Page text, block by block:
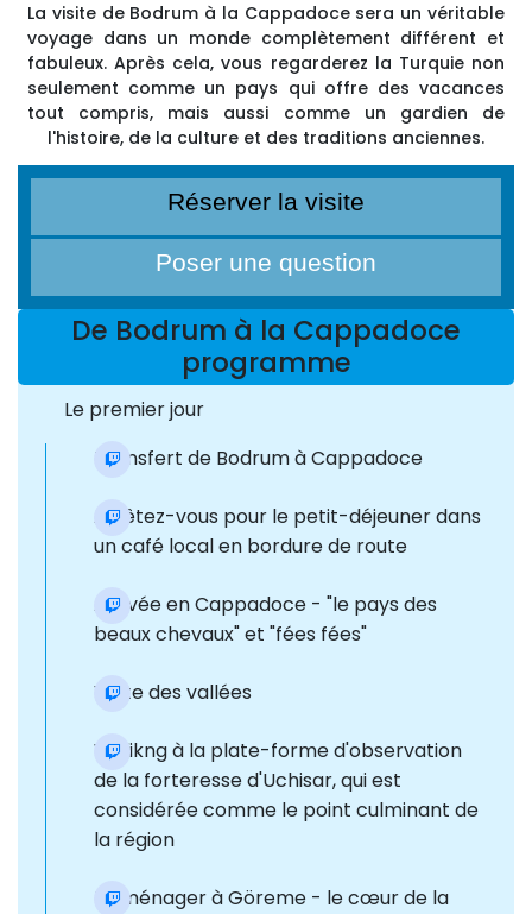
La visite de Bodrum à la Cappadoce sera un véritable
voyage dans un monde complètement différent et
fabuleux. Après cela, vous regarderez la Turquie non
seulement comme un pays qui offre des vacances
tout compris, mais aussi comme un gardien de
l'histoire, de la culture et des traditions anciennes.
Réserver la visite
Poser une question
De Bodrum à la Cappadoce
programme
Le premier jour
Transfert de Bodrum à Cappadoce
Arrêtez-vous pour le petit-déjeuner dans
un café local en bordure de route
Arrivée en Cappadoce - "le pays des
beaux chevaux" et "fées fées"
Visite des vallées
Walikng à la plate-forme d'observation
de la forteresse d'Uchisar, qui est
considérée comme le point culminant de
la région
Déménager à Göreme - le cœur de la